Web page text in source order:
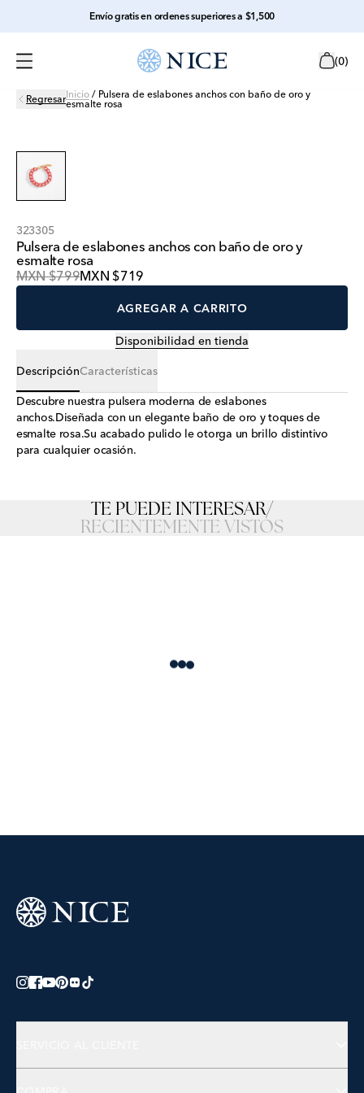
Envío gratis en ordenes superiores a $1,500
(0)
RegresarInicio / Pulsera de eslabones anchos con baño de oro y
esmalte rosa
323305
Pulsera de eslabones anchos con baño de oro y
esmalte rosa
MXN $799MXN $719
AGREGAR A CARRITO
Disponibilidad en tienda
DescripciónCaracterísticas
Descubre nuestra pulsera moderna de eslabones
anchos.Diseñada con un elegante baño de oro y toques de
esmalte rosa.Su acabado pulido le otorga un brillo distintivo
para cualquier ocasión.
TE PUEDE INTERESAR/
RECIENTEMENTE VISTOS
Loading